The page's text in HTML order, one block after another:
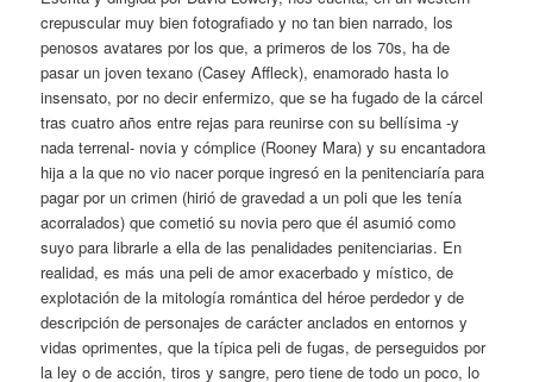
crepuscular muy bien fotografiado y no tan bien narrado, los
penosos avatares por los que, a primeros de los 70s, ha de
pasar un joven texano (Casey Affleck), enamorado hasta lo
insensato, por no decir enfermizo, que se ha fugado de la cárcel
tras cuatro años entre rejas para reunirse con su bellísima -y
nada terrenal- novia y cómplice (Rooney Mara) y su encantadora
hija a la que no vio nacer porque ingresó en la penitenciaría para
pagar por un crimen (hirió de gravedad a un poli que les tenía
acorralados) que cometió su novia pero que él asumió como
suyo para librarle a ella de las penalidades penitenciarias. En
realidad, es más una peli de amor exacerbado y místico, de
explotación de la mitología romántica del héroe perdedor y de
descripción de personajes de carácter anclados en entornos y
vidas oprimentes, que la típica peli de fugas, de perseguidos por
la ley o de acción, tiros y sangre, pero tiene de todo un poco, lo